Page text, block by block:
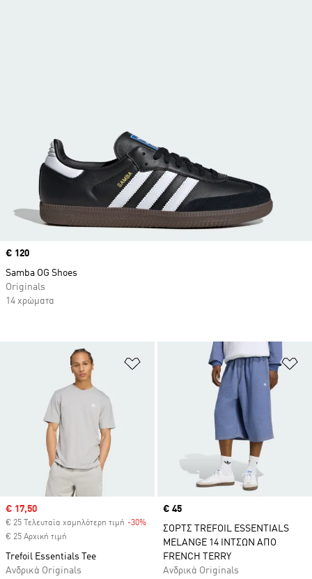
Προσθήκη στη Λίστα Επιθυμιών
Sale price
€ 17,50
€ 25 Τελευταία χαμηλότερη τιμή -30% Discount
€ 25 Αρχική τιμή
Trefoil Essentials Tee
Ανδρικά Originals
Price
€ 45
ΣΟΡΤΣ TREFOIL ESSENTIALS
MELANGE 14 ΙΝΤΣΩΝ ΑΠΟ
FRENCH TERRY
Ανδρικά Originals
Price
€ 120
Samba OG Shoes
Originals
14 χρώματα